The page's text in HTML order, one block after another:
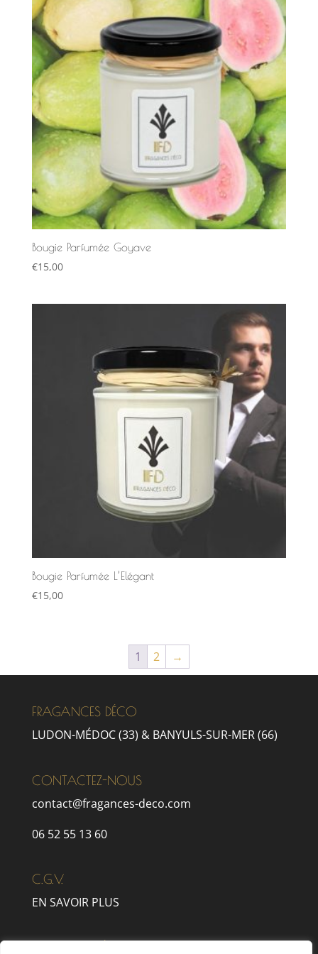
Bougie Parfumée Goyave
€15,00
Bougie Parfumée L’Elégant
€15,00
1 2 →
FRAGANCES DÉCO
LUDON-MÉDOC (33) & BANYULS-SUR-MER (66)
CONTACTEZ-NOUS
contact@fragances-deco.com
06 52 55 13 60
C.G.V.
EN SAVOIR PLUS